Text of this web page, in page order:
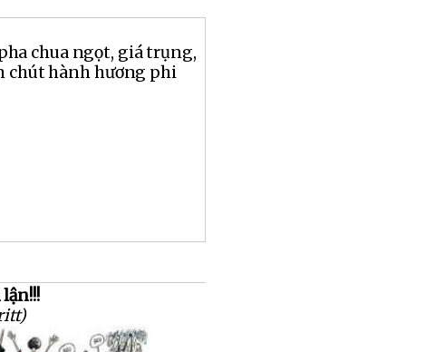
chua ngọt, giá trụng,
chút hành hương phi